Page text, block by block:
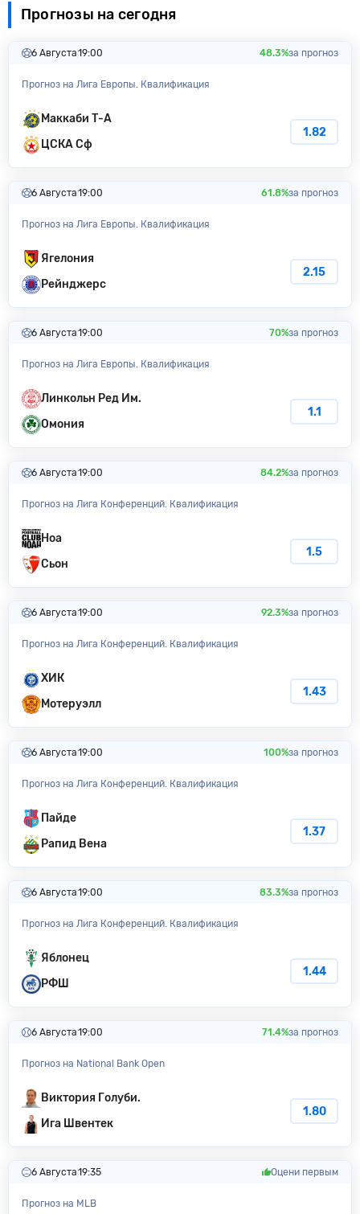
Прогнозы на сегодня
6 Августа19:00 48.3%за прогноз
Прогноз на Лига Европы. Квалификация
Маккаби Т-А
ЦСКА Сф
1.82
6 Августа19:00 61.8%за прогноз
Прогноз на Лига Европы. Квалификация
Ягелония
Рейнджерс
2.15
6 Августа19:00 70%за прогноз
Прогноз на Лига Европы. Квалификация
Линкольн Ред Им.
Омония
1.1
6 Августа19:00 84.2%за прогноз
Прогноз на Лига Конференций. Квалификация
Ноа
Сьон
1.5
6 Августа19:00 92.3%за прогноз
Прогноз на Лига Конференций. Квалификация
ХИК
Мотеруэлл
1.43
6 Августа19:00 100%за прогноз
Прогноз на Лига Конференций. Квалификация
Пайде
Рапид Вена
1.37
6 Августа19:00 83.3%за прогноз
Прогноз на Лига Конференций. Квалификация
Яблонец
РФШ
1.44
6 Августа19:00 71.4%за прогноз
Прогноз на National Bank Open
Виктория Голуби.
Ига Швентек
1.80
6 Августа19:35 Оцени первым
Прогноз на MLB